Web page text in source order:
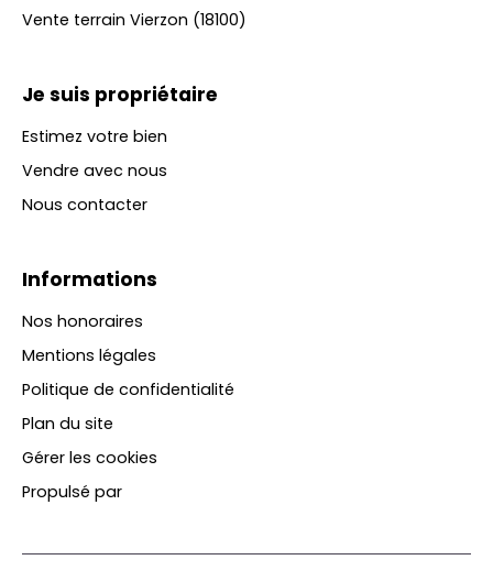
Vente terrain Vierzon (18100)
Je suis propriétaire
Estimez votre bien
Vendre avec nous
Nous contacter
Informations
Nos honoraires
Mentions légales
Politique de confidentialité
Plan du site
Gérer les cookies
Propulsé par